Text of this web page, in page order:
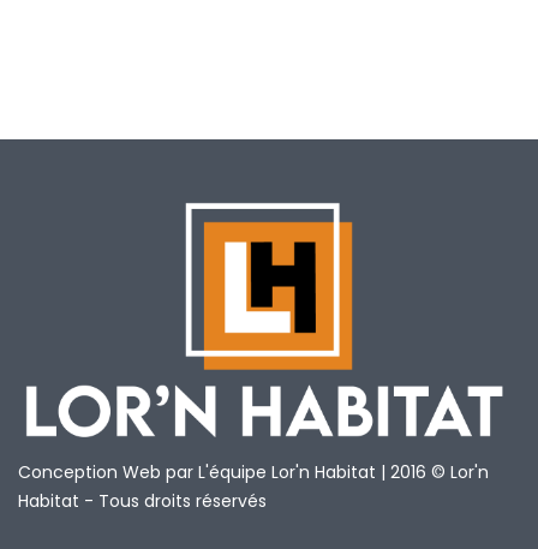
Conception Web par L'équipe Lor'n Habitat | 2016 © Lor'n
Habitat - Tous droits réservés